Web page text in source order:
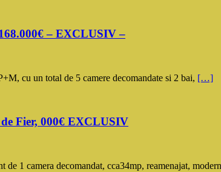
– EXCLUSIV –
cu un total de 5 camere decomandate si 2 bai, […]
Fier, 000€ EXCLUSIV
1 camera decomandat, cca34mp, reamenajat,